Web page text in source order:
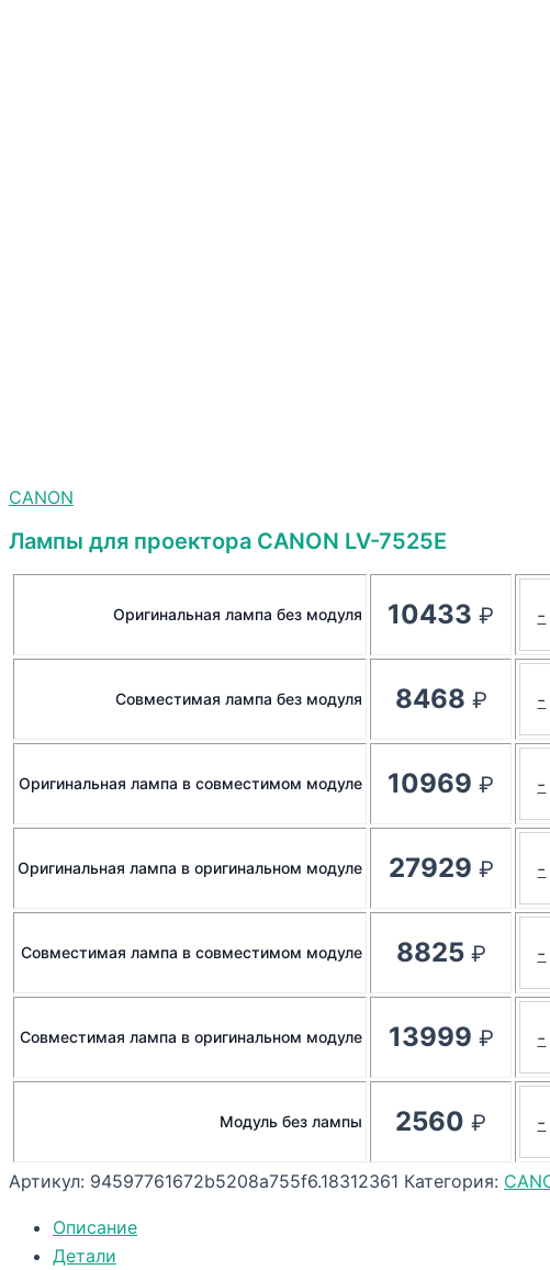
CANON
Лампы для проектора CANON LV-7525E
Оригинальная лампа без модуля 10433 ₽ -
Совместимая лампа без модуля 8468 ₽ -
Оригинальная лампа в совместимом модуле 10969 ₽ -
Оригинальная лампа в оригинальном модуле 27929 ₽ -
Совместимая лампа в совместимом модуле 8825₽ -
Совместимая лампа в оригинальном модуле 13999 ₽ -
Модуль без лампы 2560 ₽ -
Артикул: 94597761672b5208a755f6.18312361 Категория:
Описание
Детали